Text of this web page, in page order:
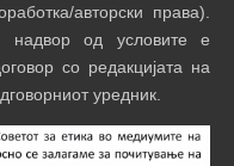
авторски права).
надвор од условите е
со редакцијата на
уредник.